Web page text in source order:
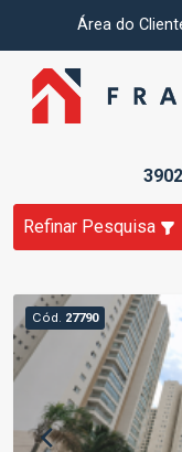
Área do
Refinar Pesquisa
Cód. 27790